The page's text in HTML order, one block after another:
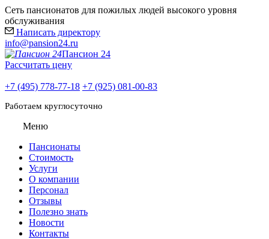
Сеть пансионатов для пожилых людей высокого уровня
обслуживания
Написать директору
info@pansion24.ru
Пансион 24
Рассчитать цену
+7 (495) 778-77-18 +7 (925) 081-00-83
Работаем круглосуточно
Меню
Пансионаты
Стоимость
Услуги
О компании
Персонал
Отзывы
Полезно знать
Новости
Контакты